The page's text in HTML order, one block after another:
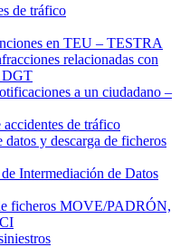
de tráfico
en TEU – TESTRA
relacionadas con
DGT
a un ciudadano –
de tráfico
y descarga de ficheros
Intermediación de Datos
ficheros MOVE/PADRÓN,